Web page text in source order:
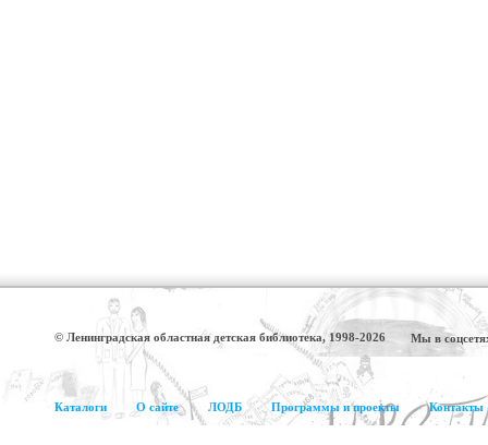
© Ленинградская областная детская библиотека, 1998-2026 Мы в
Каталоги О сайте ЛОДБ Программы и проекты Контакты